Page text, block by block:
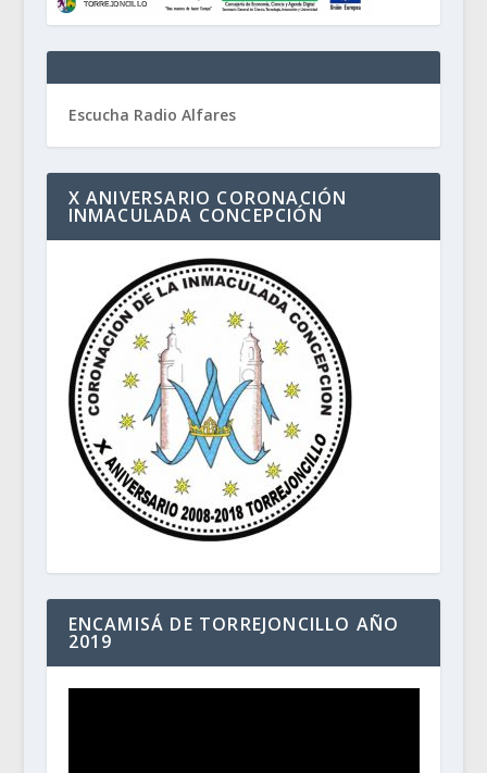
Escucha Radio Alfares
X ANIVERSARIO CORONACIÓN
INMACULADA CONCEPCIÓN
ENCAMISÁ DE TORREJONCILLO AÑO
2019